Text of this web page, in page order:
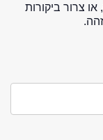
צרור ביקורות